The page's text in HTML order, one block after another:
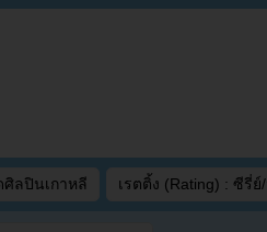
ศิลปินเกาหลี เรตติ้ง (Rating) : ซีรี่ย์